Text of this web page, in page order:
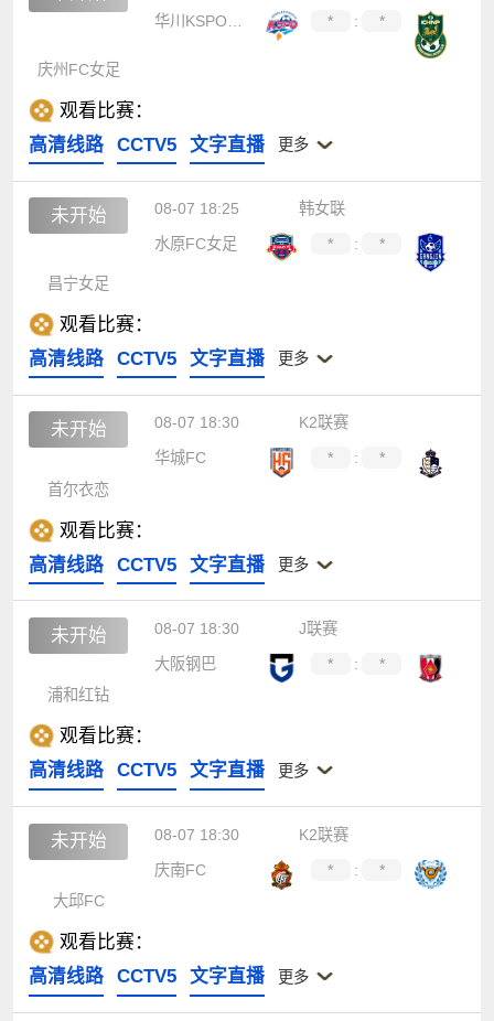
华川KSPO女足 * : *
庆州FC女足
观看比赛：
高清线路
CCTV5 文字直播 更多
未开始 08-07 18:25
韩女联
水原FC女足
* : *
昌宁女足
观看比赛：
高清线路
CCTV5 文字直播 更多
未开始 08-07 18:30
K2联赛
华城FC
* :
*
首尔衣恋
观看比赛：
高清线路
CCTV5 文字直播 更多
未开始 08-07 18:30
J联赛
大阪钢巴
* :
*
浦和红钻
观看比赛：
高清线路
CCTV5 文字直播 更多
未开始 08-07 18:30
K2联赛
庆南FC
* :
*
大邱FC
观看比赛：
高清线路
CCTV5 文字直播 更多